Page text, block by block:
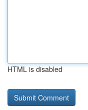
HTML is disabled